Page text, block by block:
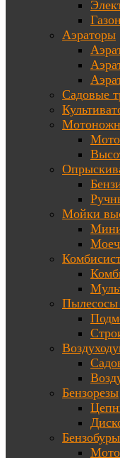
Аэраторы
Садовые
Мойки
Бензорезы
Бензобуры